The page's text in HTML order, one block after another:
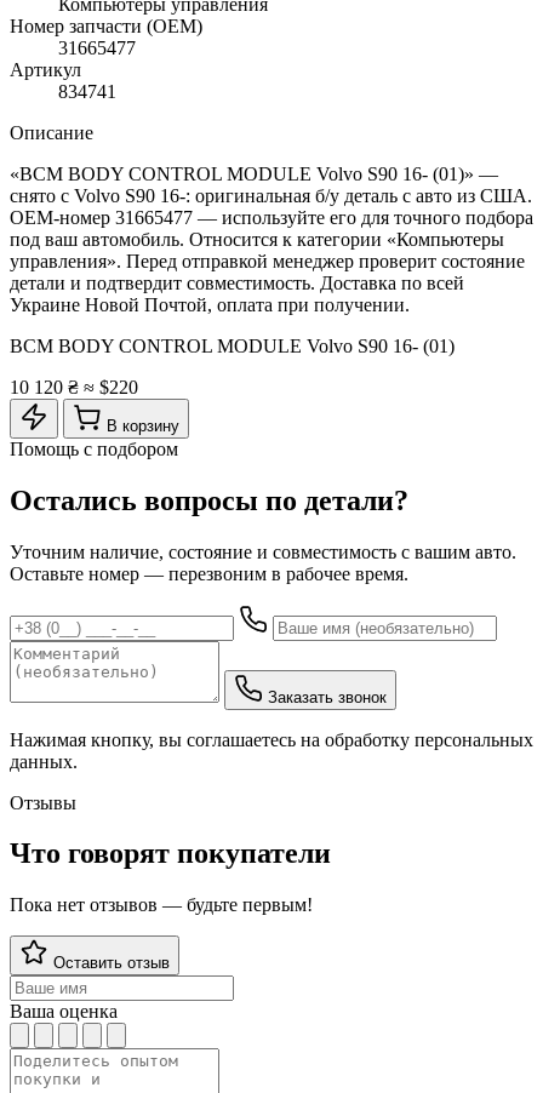
Номер запчасти (OEM)
31665477
Артикул
834741
Описание
«BCM BODY CONTROL MODULE Volvo S90 16- (01)» —
снято с Volvo S90 16-: оригинальная б/у деталь с авто из США.
OEM-номер 31665477 — используйте его для точного подбора
под ваш автомобиль. Относится к категории «Компьютеры
управления». Перед отправкой менеджер проверит состояние
детали и подтвердит совместимость. Доставка по всей
Украине Новой Почтой, оплата при получении.
BCM BODY CONTROL MODULE Volvo S90 16- (01)
10 120 ₴ ≈ $220
В корзину
Помощь с подбором
Остались вопросы по детали?
Уточним наличие, состояние и совместимость с вашим авто.
Оставьте номер — перезвоним в рабочее время.
Заказать звонок
Нажимая кнопку, вы соглашаетесь на обработку персональных
данных.
Отзывы
Что говорят покупатели
Пока нет отзывов — будьте первым!
Оставить отзыв
Ваша оценка